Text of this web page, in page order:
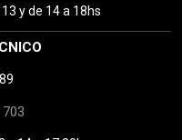
y de 14 a 18hs